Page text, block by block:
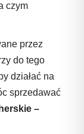
czym
przez
do tego
działać na
sprzedawać
–